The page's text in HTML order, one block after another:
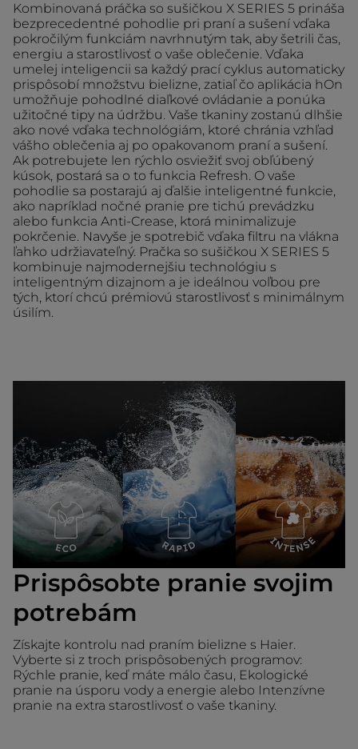
Kombinovaná práčka so sušičkou X SERIES 5 prináša
bezprecedentné pohodlie pri praní a sušení vďaka
pokročilým funkciám navrhnutým tak, aby šetrili čas,
energiu a starostlivosť o vaše oblečenie. Vďaka
umelej inteligencii sa každý prací cyklus automaticky
prispôsobí množstvu bielizne, zatiaľ čo aplikácia hOn
umožňuje pohodlné diaľkové ovládanie a ponúka
užitočné tipy na údržbu. Vaše tkaniny zostanú dlhšie
ako nové vďaka technológiám, ktoré chránia vzhľad
vášho oblečenia aj po opakovanom praní a sušení.
Ak potrebujete len rýchlo osviežiť svoj obľúbený
kúsok, postará sa o to funkcia Refresh. O vaše
pohodlie sa postarajú aj ďalšie inteligentné funkcie,
ako napríklad nočné pranie pre tichú prevádzku
alebo funkcia Anti-Crease, ktorá minimalizuje
pokrčenie. Navyše je spotrebič vďaka filtru na vlákna
ľahko udržiavateľný. Pračka so sušičkou X SERIES 5
kombinuje najmodernejšiu technológiu s
inteligentným dizajnom a je ideálnou voľbou pre
tých, ktorí chcú prémiovú starostlivosť s minimálnym
úsilím.
Prispôsobte pranie svojim
potrebám
Získajte kontrolu nad praním bielizne s Haier.
Vyberte si z troch prispôsobených programov:
Rýchle pranie, keď máte málo času, Ekologické
pranie na úsporu vody a energie alebo Intenzívne
pranie na extra starostlivosť o vaše tkaniny.